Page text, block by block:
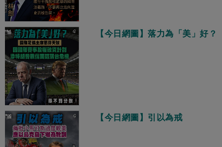
【今日網圖】落力為「美」好？
【今日網圖】引以為戒